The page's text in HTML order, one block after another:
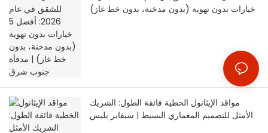
خيارات بدون تهوية (بدون مدخنة، بدون خط غاز)
مواقد الإيثانول الخطية فائقة الطول: الشريك
الأمثل للتصميم المعماري البسيط | سيفاير بليس